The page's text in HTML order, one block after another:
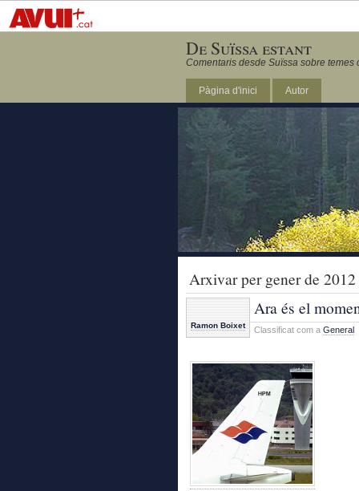
De Suïssa estant
Comentaris desde Suïssa sobre temes
Pàgina d'inici Autor
Arxivar per gener de 2012
Ramon Boixet
Ara és el
Classificat com a General